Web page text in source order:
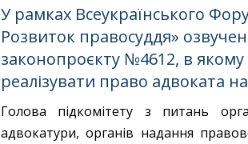
У рамках Всеукраїнського
Розвиток правосуддя»
законопроєкту №4612, в
реалізувати право адвоката
Голова підкомітету з питань
адвокатури, органів надання